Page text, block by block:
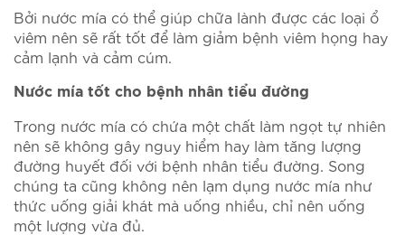
Bởi nước mía có thể giúp chữa lành được các loại ổ
viêm nên sẽ rất tốt để làm giảm bệnh viêm họng hay
cảm lạnh và cảm cúm.
Nước mía tốt cho bệnh nhân tiểu đường
Trong nước mía có chứa một chất làm ngọt tự nhiên
nên sẽ không gây nguy hiểm hay làm tăng lượng
đường huyết đối với bệnh nhân tiểu đường. Song
chúng ta cũng không nên lạm dụng nước mía như
thức uống giải khát mà uống nhiều, chỉ nên uống
một lượng vừa đủ.